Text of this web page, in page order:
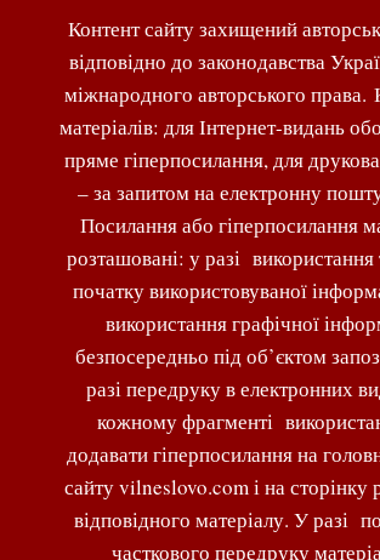
Контент сайту захищений
відповідно до законодавства
міжнародного авторського права.
матеріалів: для Інтернет-видань
пряме гіперпосилання, для
– за запитом на електронну
Посилання або гіперпосилання
розташовані: у разі використання
початку використовуваної
використання графічної
безпосередньо під об’єктом
разі передруку в електронних
кожному фрагменті
додавати гіперпосилання на
сайту vilneslovo.com і на сторінку
відповідного матеріалу. У разі
часткового передруку